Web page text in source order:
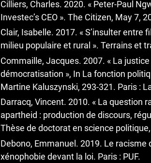
Cilliers, Charles. 2020. « Peter-Paul
Investec’s CEO ». The Citizen, May 7,
Clair, Isabelle. 2017. « S’insulter entre
milieu populaire et rural ». Terrains et
Commaille, Jacques. 2007. « La
démocratisation », In La fonction
Martine Kaluszynski, 293-321. Paris :
Darracq, Vincent. 2010. « La question
apartheid : production de discours,
Thèse de doctorat en science
Debono, Emmanuel. 2019. Le
xénophobie devant la loi. Paris : PUF.